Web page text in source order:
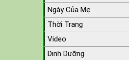
Ngày Của Mẹ
Thời Trang
Video
Dinh Dưỡng